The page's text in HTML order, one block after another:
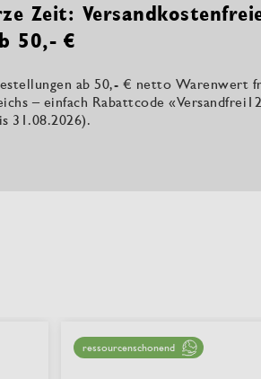
Zeit:
50,- €
ab 50,- € netto Warenwert
– einfach Rabattcode
31.08.2026).
ressourcenschonend